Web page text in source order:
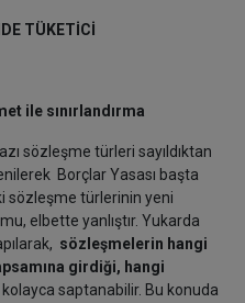
TÜKETİCİ
ile sınırlandırma
sözleşme türleri sayıldıktan
Borçlar Yasası başta
sözleşme türlerinin yeni
elbette yanlıştır. Yukarda
sözleşmelerin hangi
girdiği, hangi
kolayca saptanabilir. Bu konuda